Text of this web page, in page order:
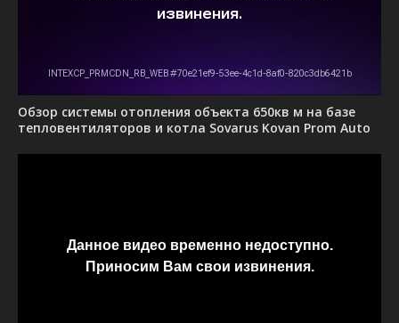
Обзор системы отопления объекта 650кв м на базе
тепловентиляторов и котла Sovarus Kovan Prom Auto